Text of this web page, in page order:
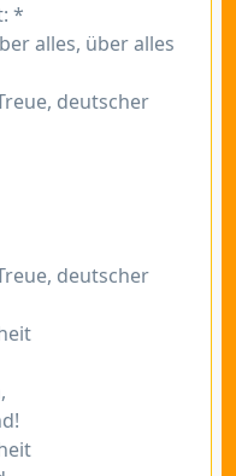
*
alles, über alles
deutscher
deutscher